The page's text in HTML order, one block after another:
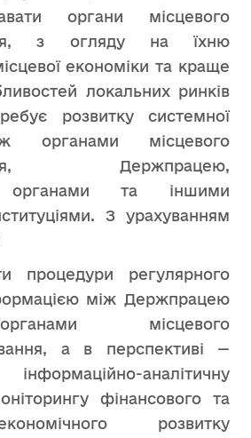
органи місцевого
з огляду на їхню
економіки та краще
локальних ринків
розвитку системної
органами місцевого
Держпрацею,
органами та іншими
З урахуванням
процедури регулярного
між Держпрацею
місцевого
а в перспективі —
аналітичну
фінансового та
економічного розвитку